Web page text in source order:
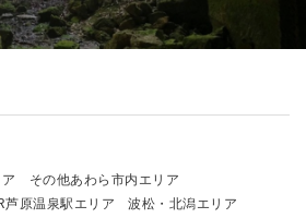
その他あわら市内エリア
芦原温泉駅エリア
波松・北潟エリア